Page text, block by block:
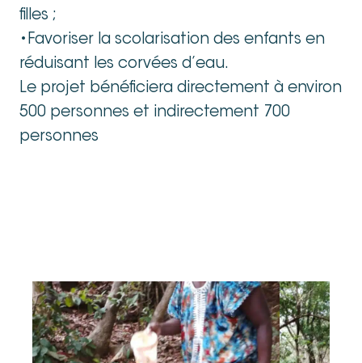
filles ;
•Favoriser la scolarisation des enfants en
réduisant les corvées d’eau.
Le projet bénéficiera directement à environ
500 personnes et indirectement 700
personnes